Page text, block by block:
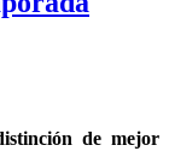
de mejor